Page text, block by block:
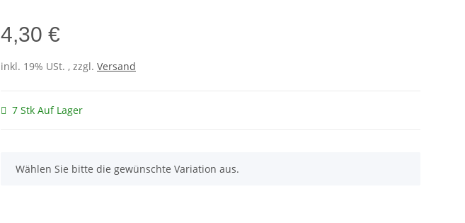
4,30 €
inkl. 19% USt. , zzgl. Versand
7 Stk Auf Lager
x
Wählen Sie bitte die gewünschte Variation aus.